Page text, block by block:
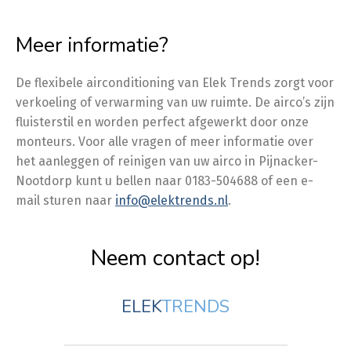
Meer informatie?
De flexibele airconditioning van Elek Trends zorgt voor
verkoeling of verwarming van uw ruimte. De airco’s zijn
fluisterstil en worden perfect afgewerkt door onze
monteurs. Voor alle vragen of meer informatie over
het aanleggen of reinigen van uw airco in Pijnacker-
Nootdorp kunt u bellen naar 0183-504688 of een e-
mail sturen naar info@elektrends.nl.
Neem contact op!
ELEKTRENDS